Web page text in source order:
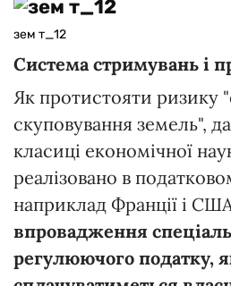
зем т_12
Система стримувань і
Як протистояти ризику
скуповування земель",
класиці економічної
реалізовано в
наприклад Франції і
впровадження
регулюючого податку,